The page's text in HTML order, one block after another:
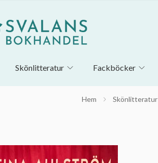
Skönlitteratur Fackböcker
Hem Skönlitteratur